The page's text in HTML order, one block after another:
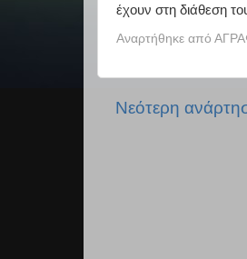
έχουν στη διάθεση
Αναρτήθηκε από
Νεότερη